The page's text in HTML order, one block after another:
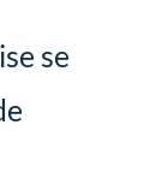
se